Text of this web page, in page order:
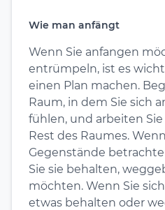
Wie man anfängt
Wenn Sie anfangen
entrümpeln, ist es
einen Plan machen.
Raum, in dem Sie sich
fühlen, und arbeiten
Rest des Raumes.
Gegenstände
Sie sie behalten,
möchten. Wenn Sie
etwas behalten oder